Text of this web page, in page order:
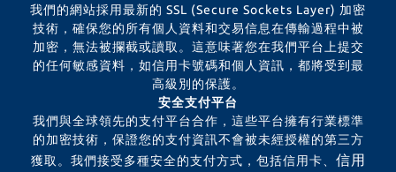
我們的網站採用最新的 SSL (Secure Sockets Layer) 加密
技術，確保您的所有個人資料和交易信息在傳輸過程中被
加密，無法被攔截或讀取。這意味著您在我們平台上提交
的任何敏感資料，如信用卡號碼和個人資訊，都將受到最
高級別的保護。
安全支付平台
我們與全球領先的支付平台合作，這些平台擁有行業標準
的加密技術，保證您的支付資訊不會被未經授權的第三方
獲取。我們接受多種安全的支付方式，包括信用卡、 信用